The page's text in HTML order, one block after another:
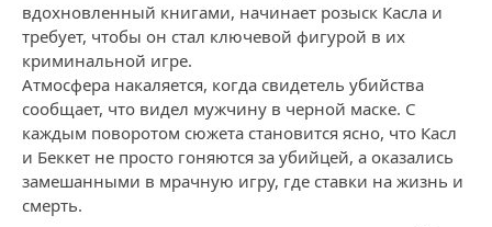
вдохновленный книгами, начинает розыск Касла и
требует, чтобы он стал ключевой фигурой в их
криминальной игре.
Атмосфера накаляется, когда свидетель убийства
сообщает, что видел мужчину в черной маске. С
каждым поворотом сюжета становится ясно, что Касл
и Беккет не просто гоняются за убийцей, а оказались
замешанными в мрачную игру, где ставки на жизнь и
смерть.